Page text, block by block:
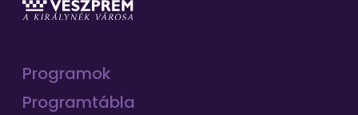
Programok
Programtábla